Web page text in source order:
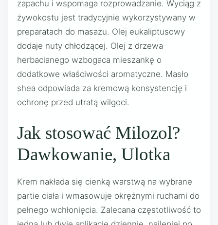
zapachu i wspomaga rozprowadzanie. Wyciąg z
żywokostu jest tradycyjnie wykorzystywany w
preparatach do masażu. Olej eukaliptusowy
dodaje nuty chłodzącej. Olej z drzewa
herbacianego wzbogaca mieszankę o
dodatkowe właściwości aromatyczne. Masło
shea odpowiada za kremową konsystencję i
ochronę przed utratą wilgoci.
Jak stosować Milozol?
Dawkowanie, Ulotka
Krem nakłada się cienką warstwą na wybrane
partie ciała i wmasowuje okrężnymi ruchami do
pełnego wchłonięcia. Zalecana częstotliwość to